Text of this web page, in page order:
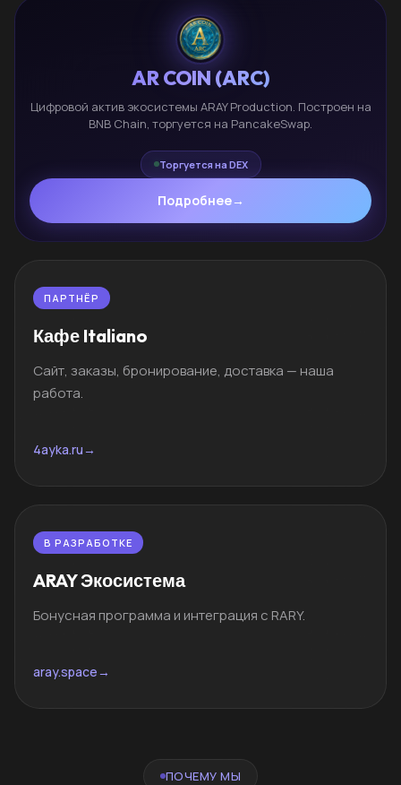
AR COIN (ARC)
Цифровой актив экосистемы ARAY Production. Построен на
BNB Chain, торгуется на PancakeSwap.
Торгуется на DEX
Подробнее→
ПАРТНЁР
Кафе Italiano
Сайт, заказы, бронирование, доставка — наша
работа.
4ayka.ru→
В РАЗРАБОТКЕ
ARAY Экосистема
Бонусная программа и интеграция с RARY.
aray.space→
ПОЧЕМУ МЫ